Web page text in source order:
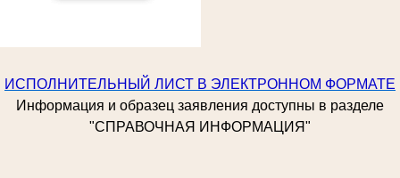
ИСПОЛНИТЕЛЬНЫЙ ЛИСТ В ЭЛЕКТРОННОМ ФОРМАТЕ
Информация и образец заявления доступны в разделе
"СПРАВОЧНАЯ ИНФОРМАЦИЯ"